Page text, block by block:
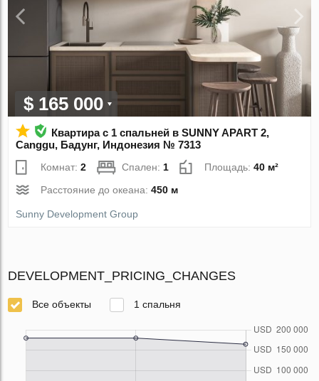
$ 165 000
Квартира с 1 спальней в SUNNY APART 2,
Canggu, Бадунг, Индонезия № 7313
Комнат:2 Спален: 1 Площадь:40 м²
Расстояние до океана:450 м
Sunny Development Group
DEVELOPMENT_PRICING_CHANGES
Все объекты 1 спальня